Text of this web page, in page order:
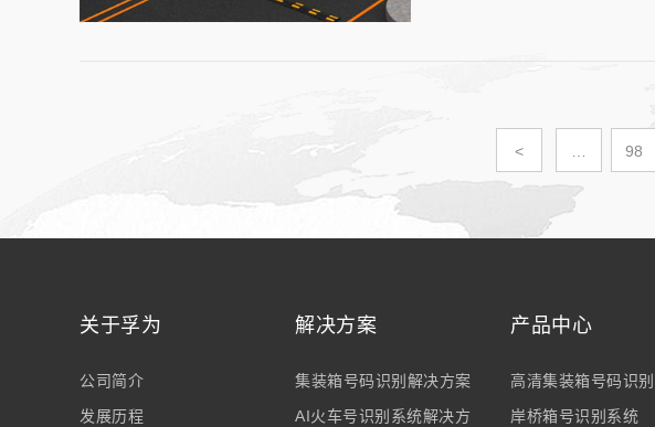
< 98
关于孚为
公司简介
发展历程
解决方案
集装箱号码识别解决方案
AI火车号识别系统解决方
产品中心
高清集装箱号码识别
岸桥箱号识别系统